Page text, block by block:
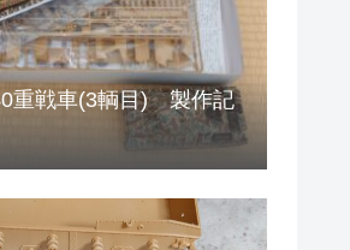
重戦車(3輌目) 製作記